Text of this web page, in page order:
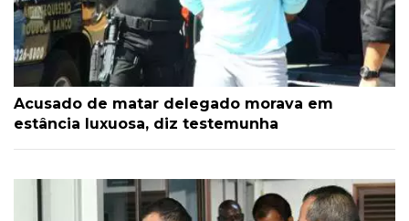
Acusado de matar delegado morava em
estância luxuosa, diz testemunha